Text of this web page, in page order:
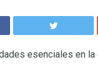
esenciales en la